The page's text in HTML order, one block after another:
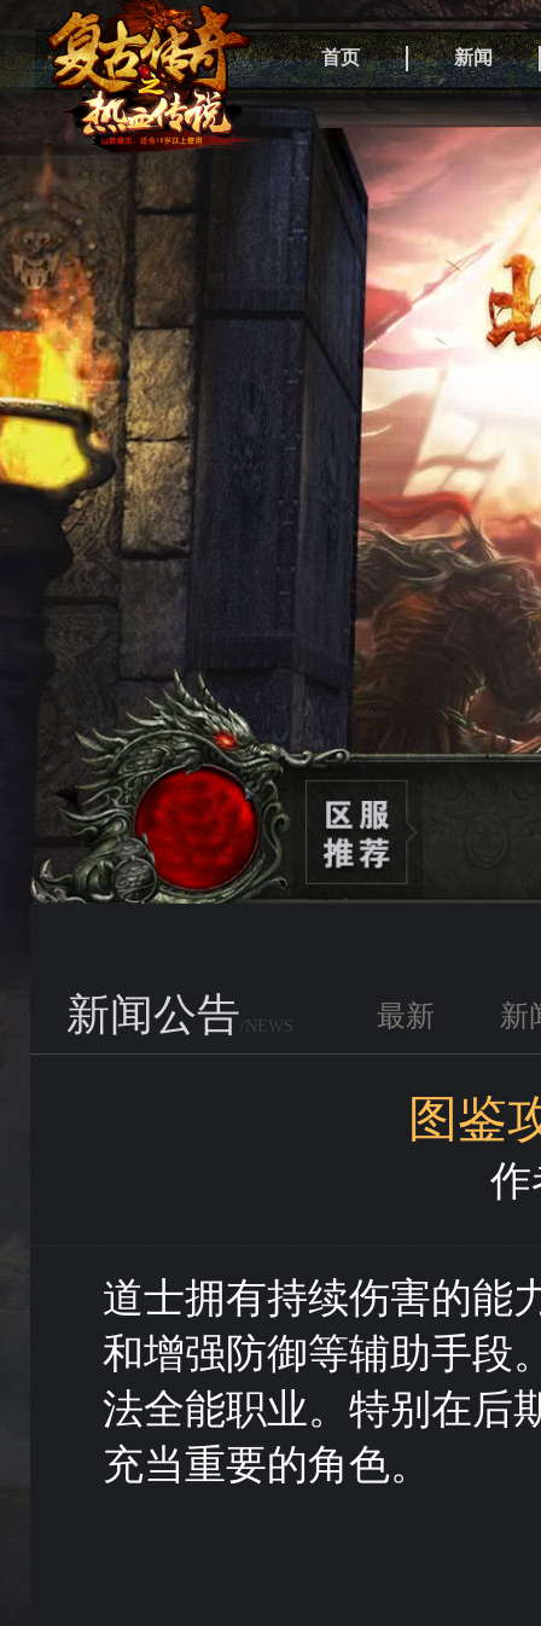
首页 新闻
新闻公告/NEWS 最新 新
图鉴
作
道士拥有持续伤害的能
和增强防御等辅助手段
法全能职业。特别在后
充当重要的角色。